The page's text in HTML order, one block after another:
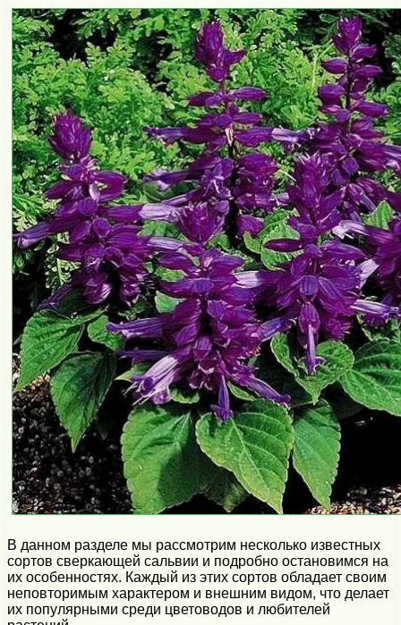
В данном разделе мы рассмотрим несколько известных
сортов сверкающей сальвии и подробно остановимся на
их особенностях. Каждый из этих сортов обладает своим
неповторимым характером и внешним видом, что делает
их популярными среди цветоводов и любителей